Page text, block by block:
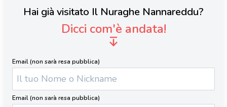
Hai già visitato Il Nuraghe Nannareddu?
Dicci com'è andata!
Email (non sarà resa pubblica)
Email (non sarà resa pubblica)